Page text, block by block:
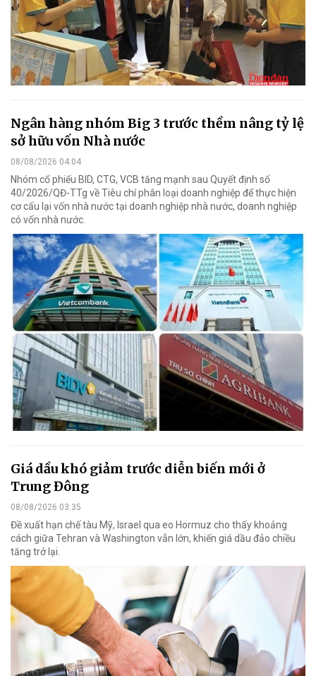
Ngân hàng nhóm Big 3 trước thềm nâng tỷ lệ
sở hữu vốn Nhà nước
08/08/2026 04:04
Nhóm cổ phiếu BID, CTG, VCB tăng mạnh sau Quyết định số
40/2026/QĐ-TTg về Tiêu chí phân loại doanh nghiệp để thực hiện
cơ cấu lại vốn nhà nước tại doanh nghiệp nhà nước, doanh nghiệp
có vốn nhà nước.
Giá dầu khó giảm trước diễn biến mới ở
Trung Đông
08/08/2026 03:35
Đề xuất hạn chế tàu Mỹ, Israel qua eo Hormuz cho thấy khoảng
cách giữa Tehran và Washington vẫn lớn, khiến giá dầu đảo chiều
tăng trở lại.